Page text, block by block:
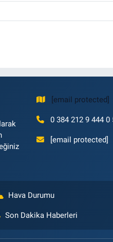
[email protected]
0 384 212 9 444 0
[email protected]
Hava Durumu
Son Dakika Haberleri